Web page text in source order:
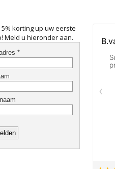
korting up uw eerste
Meld u hieronder aan.